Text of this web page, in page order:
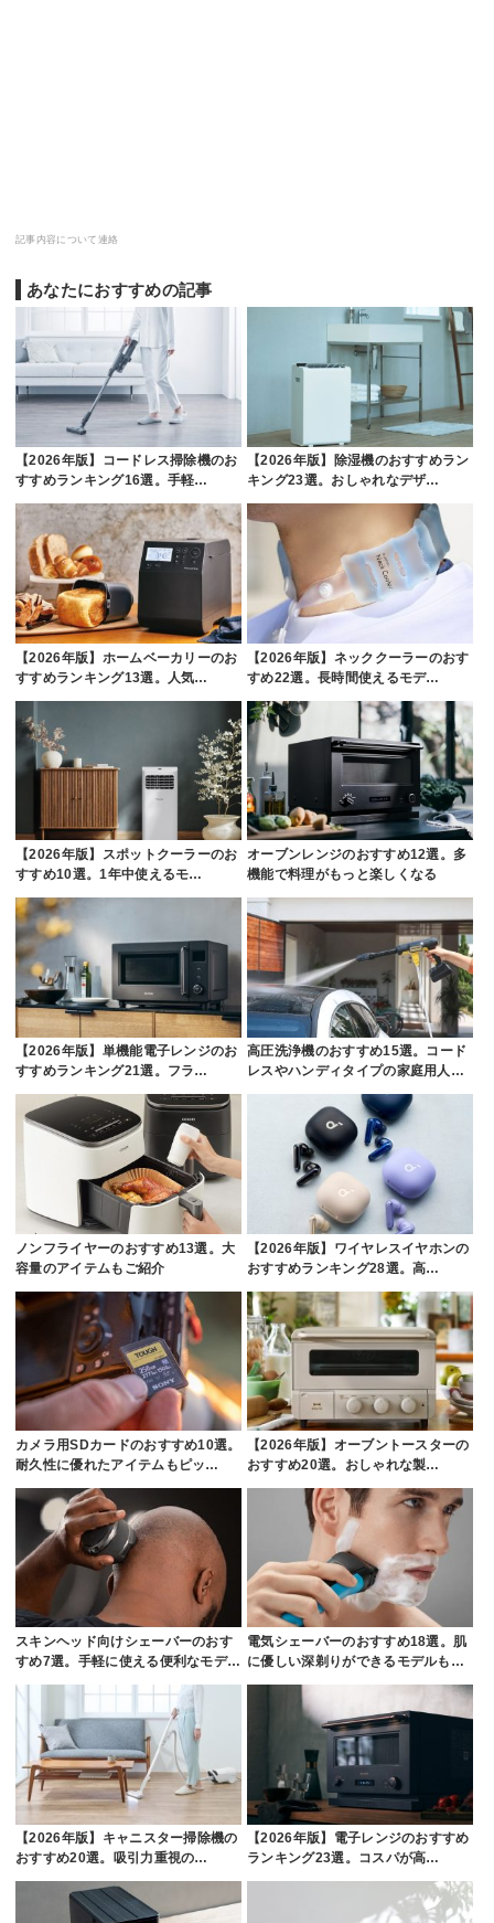
記事内容について連絡
あなたにおすすめの記事
【2026年版】コードレス掃除機のお
すすめランキング16選。手軽…
【2026年版】除湿機のおすすめラン
キング23選。おしゃれなデザ…
【2026年版】ホームベーカリーのお
すすめランキング13選。人気…
【2026年版】ネッククーラーのおす
すめ22選。長時間使えるモデ…
【2026年版】スポットクーラーのお
すすめ10選。1年中使えるモ…
オーブンレンジのおすすめ12選。多
機能で料理がもっと楽しくなる
【2026年版】単機能電子レンジのお
すすめランキング21選。フラ…
高圧洗浄機のおすすめ15選。コード
レスやハンディタイプの家庭用人…
ノンフライヤーのおすすめ13選。大
容量のアイテムもご紹介
【2026年版】ワイヤレスイヤホンの
おすすめランキング28選。高…
カメラ用SDカードのおすすめ10選。
耐久性に優れたアイテムもピッ…
【2026年版】オーブントースターの
おすすめ20選。おしゃれな製…
スキンヘッド向けシェーバーのおす
すめ7選。手軽に使える便利なモデ…
電気シェーバーのおすすめ18選。肌
に優しい深剃りができるモデルも…
【2026年版】キャニスター掃除機の
おすすめ20選。吸引力重視の…
【2026年版】電子レンジのおすすめ
ランキング23選。コスパが高…